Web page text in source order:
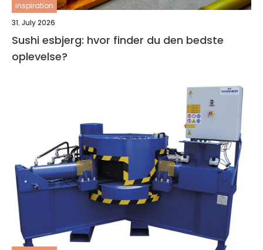
inspiration
31. July 2026
Sushi esbjerg: hvor finder du den bedste
oplevelse?